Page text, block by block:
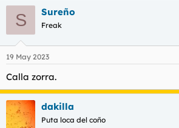
e
:
S Sureño
Freak
19 May 2023
Calla zorra.
dakilla
Puta loca del coño